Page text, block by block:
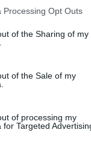
Processing Opt Outs
of the Sharing of my
of the Sale of my
of processing my
Targeted
χάρτες